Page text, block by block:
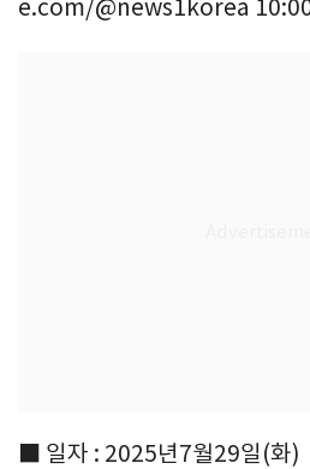
e.com/@news1korea
■ 일자 : 2025년7월29일(화)